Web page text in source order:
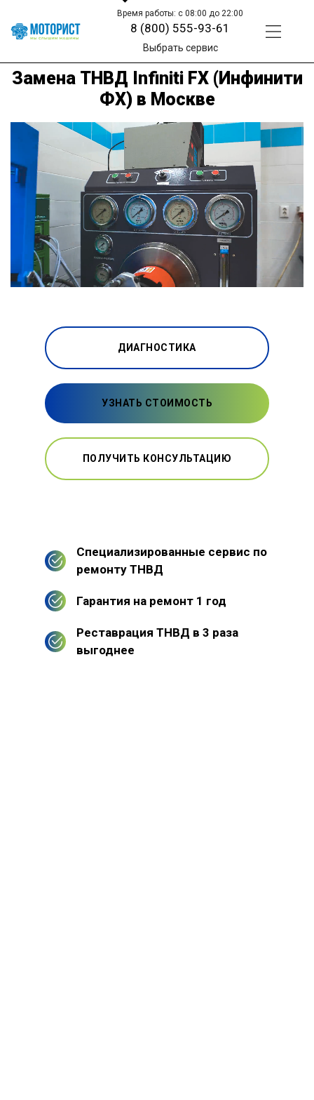
Время работы: с 08:00 до 22:00
8 (800) 555-93-61
Выбрать сервис
Замена ТНВД Infiniti FX (Инфинити
ФХ) в Москве
ДИАГНОСТИКА
УЗНАТЬ СТОИМОСТЬ
ПОЛУЧИТЬ КОНСУЛЬТАЦИЮ
Специализированные сервис по
ремонту ТНВД
Гарантия на ремонт 1 год
Реставрация ТНВД в 3 раза
выгоднее